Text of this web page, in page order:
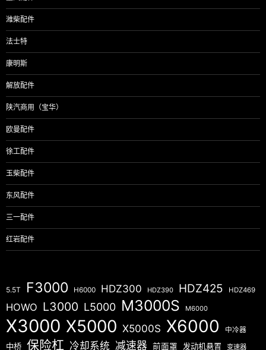
潍柴配件
法士特
康明斯
解放配件
陕汽商用（宝华）
欧曼配件
徐工配件
玉柴配件
东风配件
三一配件
红岩配件
5.5T F3000 H6000 HDZ300 HDZ390 HDZ425 HDZ469
HOWO L3000 L5000 M3000S M6000
X3000 X5000 X5000S X6000 中冷器
中桥 保险杠 冷却系统 减速器 前面罩 发动机悬置 变速器